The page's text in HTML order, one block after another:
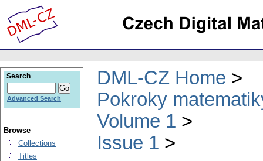
DML-CZ Home
Pokroky
Volume 1
Issue 1
Search
Advanced Search
Browse
Collections
Titles